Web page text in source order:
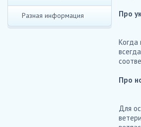
Разная информация
Про
Когда
Про
Для